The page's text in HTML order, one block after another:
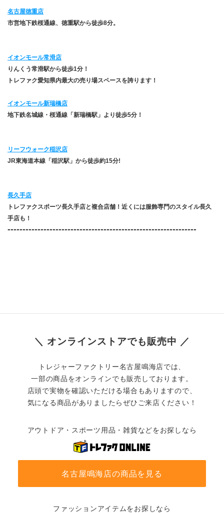
名古屋徳重店
市営地下鉄桜通線、徳重駅から徒歩8分。
イオンモール常滑店
りんくう常滑駅から徒歩1分！
トレファク愛知県内最大の売り場スペースを誇ります！
イオンモール新瑞橋店
地下鉄名城線・桜通線「新瑞橋駅」より徒歩5分！
リーフウォーク稲沢店
JR東海道本線「稲沢駅」から徒歩約15分!
長久手店
トレファクスポーツ長久手店と複合店舗！近くには服飾専門のスタイル長久
手店も！
​---------------------------------------------------------------
＼ オンラインストアでも販売中 ／
トレジャーファクトリー名古屋鳴海店では、
一部の商品をオンラインでも販売しております。
店頭で実物を確認いただける場合もありますので、
気になる商品がありましたらぜひご来店ください！
アウトドア・スポーツ用品・雑貨などをお探しなら
名古屋鳴海店の商品を見る
ファッションアイテムをお探しなら